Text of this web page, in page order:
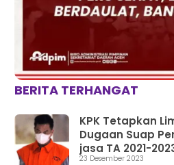
BERITA TERHANGAT
KPK Tetapkan
Dugaan Suap
jasa TA 2021-
23 Desember 2023